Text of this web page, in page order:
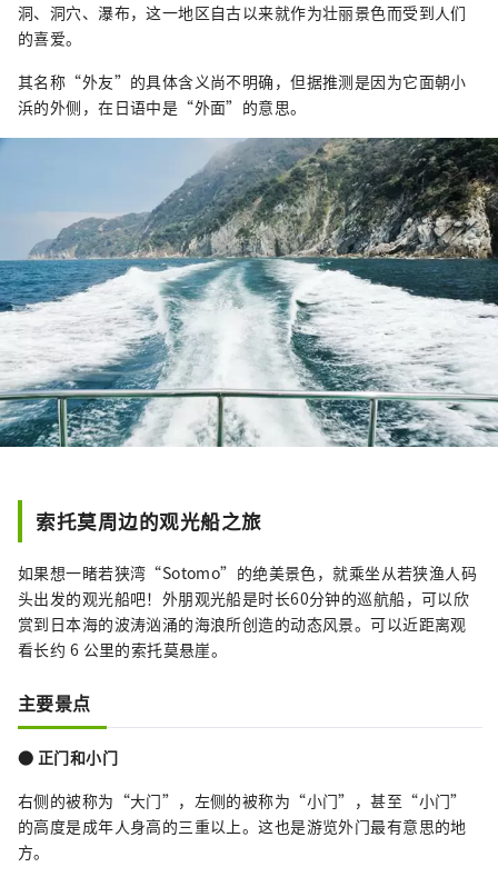
洞、洞穴、瀑布，这一地区自古以来就作为壮丽景色而受到人们
的喜爱。
其名称“外友”的具体含义尚不明确，但据推测是因为它面朝小
浜的外侧，在日语中是“外面”的意思。
索托莫周边的观光船之旅
如果想一睹若狭湾“Sotomo”的绝美景色，就乘坐从若狭渔人码
头出发的观光船吧！外朋观光船是时长60分钟的巡航船，可以欣
赏到日本海的波涛汹涌的海浪所创造的动态风景。可以近距离观
看长约 6 公里的索托莫悬崖。
主要景点
● 正门和小门
右侧的被称为“大门”，左侧的被称为“小门”，甚至“小门”
的高度是成年人身高的三重以上。这也是游览外门最有意思的地
方。